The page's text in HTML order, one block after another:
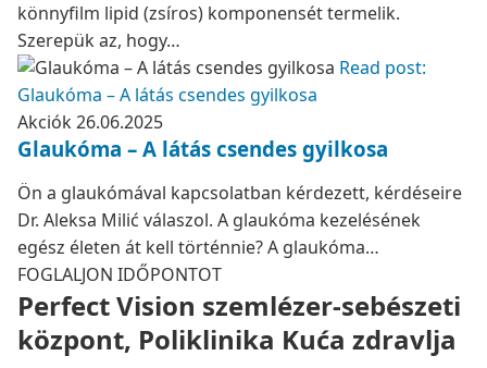
könnyfilm lipid (zsíros) komponensét termelik.
Szerepük az, hogy…
Read post:
Glaukóma – A látás csendes gyilkosa
Akciók26.06.2025
Glaukóma – A látás csendes gyilkosa
Ön a glaukómával kapcsolatban kérdezett, kérdéseire
Dr. Aleksa Milić válaszol. A glaukóma kezelésének
egész életen át kell történnie? A glaukóma…
FOGLALJON IDŐPONTOT
Perfect Vision szemlézer-sebészeti
központ, Poliklinika Kuća zdravlja